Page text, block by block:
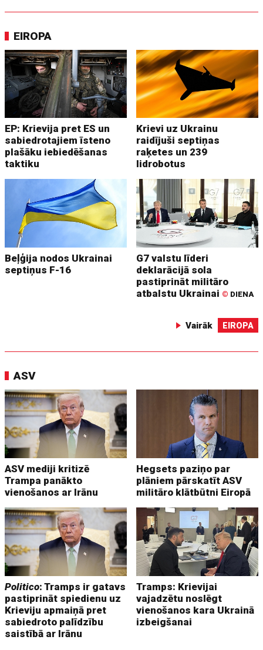
EIROPA
EP: Krievija pret ES un
sabiedrotajiem īsteno
plašāku iebiedēšanas
taktiku
Krievi uz Ukrainu
raidījuši septiņas
raķetes un 239
lidrobotus
Beļģija nodos Ukrainai
septiņus F-16
G7 valstu līderi
deklarācijā sola
pastiprināt militāro
atbalstu Ukrainai © DIENA
Vairāk EIROPA
ASV
ASV mediji kritizē
Trampa panākto
vienošanos ar Irānu
Hegsets paziņo par
plāniem pārskatīt ASV
militāro klātbūtni Eiropā
Politico: Tramps ir gatavs
pastiprināt spiedienu uz
Krieviju apmaiņā pret
sabiedroto palīdzību
saistībā ar Irānu
Tramps: Krievijai
vajadzētu noslēgt
vienošanos kara Ukrainā
izbeigšanai